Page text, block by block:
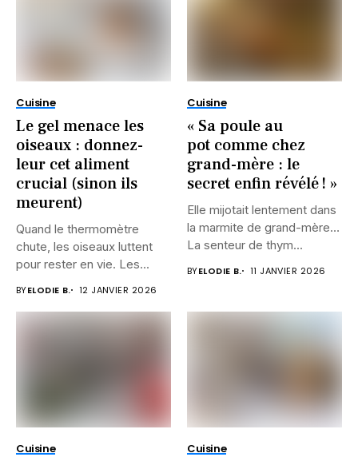
Cuisine
Le gel menace les
oiseaux : donnez-
leur cet aliment
crucial (sinon ils
meurent)
Quand le thermomètre
chute, les oiseaux luttent
pour rester en vie. Les...
BYELODIE B. 12 JANVIER 2026
Cuisine
« Sa poule au
pot comme chez
grand-mère : le
secret enfin révélé ! »
Elle mijotait lentement dans
la marmite de grand-mère…
La senteur de thym...
BYELODIE B. 11 JANVIER 2026
Cuisine Cuisine